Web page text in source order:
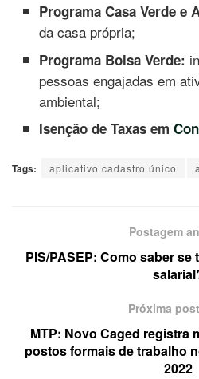
Programa Casa Verde e
da casa própria;
Programa Bolsa Verde:
pessoas engajadas em
ambiental;
Isenção de Taxas em
Tags: aplicativo cadastro único
Postagem
PIS/PASEP: Como saber
Próxima
MTP: Novo Caged registra
postos formais de trabalho
2022